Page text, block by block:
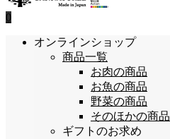
0
オンラインショップ
商品一覧
お肉の商品
お魚の商品
野菜の商品
そのほかの商品
ギフトのお求め